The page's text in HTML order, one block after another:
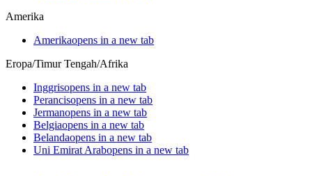
Amerika
Amerikaopens in a new tab
Eropa/Timur Tengah/Afrika
Inggrisopens in a new tab
Perancisopens in a new tab
Jermanopens in a new tab
Belgiaopens in a new tab
Belandaopens in a new tab
Uni Emirat Arabopens in a new tab